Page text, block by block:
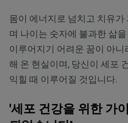
몸이 에너지로 넘치고 치유가
며 나이는 숫자에 불과한 삶
이루어지기 어려운 꿈이 아니
해 온 현실이며, 당신이 세포
익힐 때 이루어질 것입니다.
'세포 건강을 위한 가